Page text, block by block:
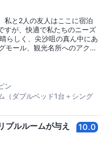
です。スタッフもフレンド
ホテルの一階はインド料理
美味しいらしいので次回また
。
私と2人の友人はここに宿泊
すが、快適で私たちのニーズ
モール、観光名所へのアクセ
必要があります。ただし、
毎日交換されました。無料
お金を節約できました!!!
、地域を探索するための便
・チェリー、素晴らしいおも
たちは素晴らしい滞在がで
います。
ン
（ダブルベッド1台＋シング
プルルームが与え
10.0